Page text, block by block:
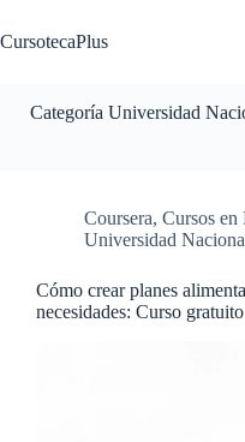
al
contenido
CursotecaPlus
Categoría Universidad
Coursera, Cursos en
Universidad
Cómo crear planes
necesidades: Curso